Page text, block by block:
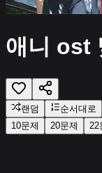
애니 ost
랜덤
순서대로
10문제
20문제 22